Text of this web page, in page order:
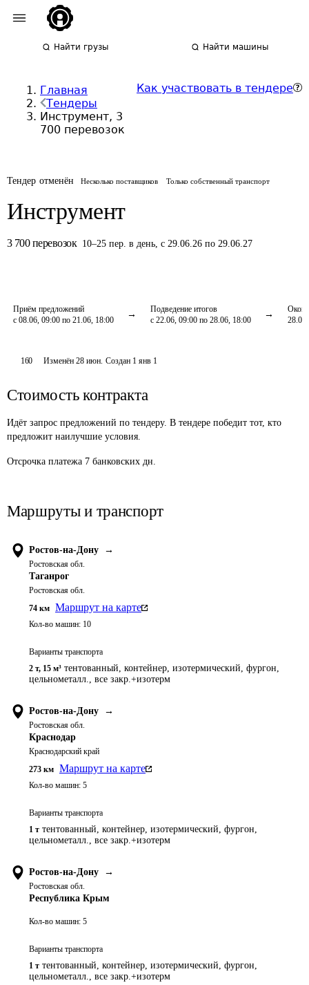
Найти грузы Найти машины
Главная
Тендеры
Инструмент, 3
700 перевозок
Как участвовать в тендере
Тендер отменён Несколько поставщиков Только собственный транспорт
Инструмент
3 700 перевозок 10–25 пер. в день,с 29.06.26 по 29.06.27
Приём предложений
с 08.06, 09:00 по 21.06, 18:00
Подведение итогов
с 22.06, 09:00 по 28.06, 18:00
160 Изменён28 июн. Создан 1 янв 1
Стоимость контракта
Идёт запрос предложений по тендеру. В тендере победит тот, кто
предложит наилучшие условия.
Отсрочка платежа 7 банковских дн.
Маршруты и транспорт
Ростов-на-Дону →
Ростовская обл.
Таганрог
Ростовская обл.
74 км Маршрут на карте
Кол-во машин: 10
Варианты транспорта
2 т, 15 м³ тентованный, контейнер, изотермический, фургон,
цельнометалл., все закр.+изотерм
Ростов-на-Дону →
Ростовская обл.
Краснодар
Краснодарский край
273 км Маршрут на карте
Кол-во машин: 5
Варианты транспорта
1 т тентованный, контейнер, изотермический, фургон,
цельнометалл., все закр.+изотерм
Ростов-на-Дону →
Ростовская обл.
Республика Крым
Кол-во машин: 5
Варианты транспорта
1 т тентованный, контейнер, изотермический, фургон,
цельнометалл., все закр.+изотерм